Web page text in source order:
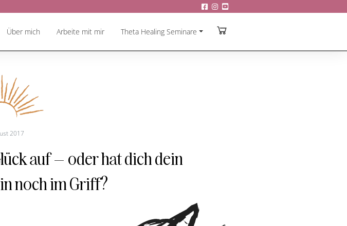
Über mich Arbeite mit mir Theta Healing Seminare
2017
auf – oder hat dich dein
noch im Griff?